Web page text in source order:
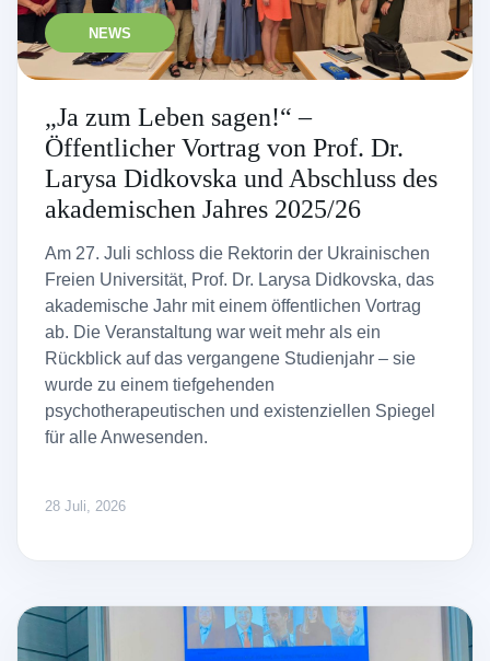
NEWS
„Ja zum Leben sagen!“ –
Öffentlicher Vortrag von Prof. Dr.
Larysa Didkovska und Abschluss des
akademischen Jahres 2025/26
Am 27. Juli schloss die Rektorin der Ukrainischen
Freien Universität, Prof. Dr. Larysa Didkovska, das
akademische Jahr mit einem öffentlichen Vortrag
ab. Die Veranstaltung war weit mehr als ein
Rückblick auf das vergangene Studienjahr – sie
wurde zu einem tiefgehenden
psychotherapeutischen und existenziellen Spiegel
für alle Anwesenden.
28 Juli, 2026